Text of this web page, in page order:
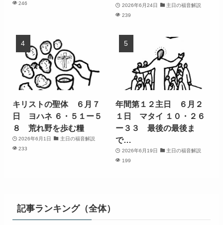
246
2026年6月24日
主日の福音解説
239
キリストの聖体 ６月７
日 ヨハネ ６・５１ー５
８ 荒れ野を歩む糧
2026年6月1日
主日の福音解説
233
年間第１２主日 ６月２
１日 マタイ １０・２６
ー３３ 最後の最後ま
で…
2026年6月19日
主日の福音解説
199
記事ランキング（全体）